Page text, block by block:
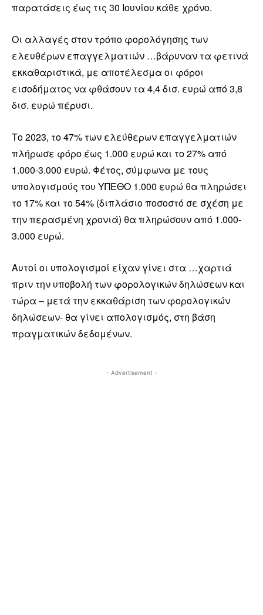
παρατάσεις έως τις 30 Ιουνίου κάθε χρόνο.
Οι αλλαγές στον τρόπο φορολόγησης των
ελευθέρων επαγγελματιών …βάρυναν τα φετινά
εκκαθαριστικά, με αποτέλεσμα οι φόροι
εισοδήματος να φθάσουν τα 4,4 δισ. ευρώ από 3,8
δισ. ευρώ πέρυσι.
Το 2023, το 47% των ελεύθερων επαγγελματιών
πλήρωσε φόρο έως 1.000 ευρώ και το 27% από
1.000-3.000 ευρώ. Φέτος, σύμφωνα με τους
υπολογισμούς του ΥΠΕΘΟ 1.000 ευρώ θα πληρώσει
το 17% και το 54% (διπλάσιο ποσοστό σε σχέση με
την περασμένη χρονιά) θα πληρώσουν από 1.000-
3.000 ευρώ.
Αυτοί οι υπολογισμοί είχαν γίνει στα …χαρτιά
πριν την υποβολή των φορολογικών δηλώσεων και
τώρα – μετά την εκκαθάριση των φορολογικών
δηλώσεων- θα γίνει απολογισμός, στη βάση
πραγματικών δεδομένων.
- Advertisement -